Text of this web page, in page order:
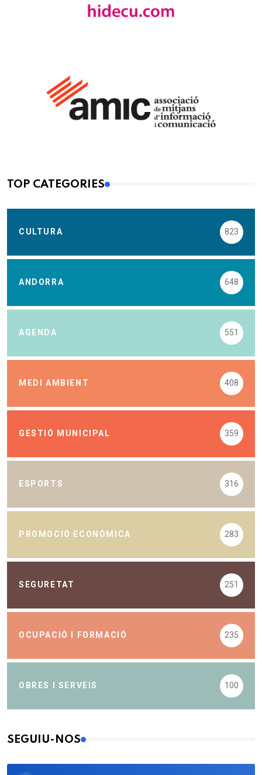
TOP CATEGORIES
CULTURA 823
ANDORRA 648
AGENDA 551
MEDI AMBIENT 408
GESTIÓ MUNICIPAL 359
ESPORTS 316
PROMOCIÓ ECONÒMICA 283
SEGURETAT 251
OCUPACIÓ I FORMACIÓ 235
OBRES I SERVEIS 100
SEGUIU-NOS